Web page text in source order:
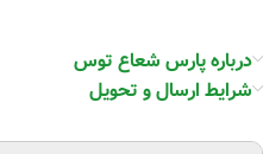
درباره پارس شعاع توس
شرایط ارسال و تحویل